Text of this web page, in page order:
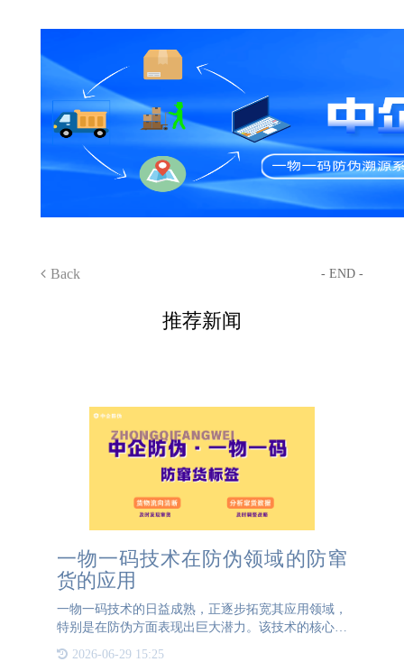
Back - END -
推荐新闻
一物一码技术在防伪领域的防窜
货的应用
一物一码技术的日益成熟，正逐步拓宽其应用领域，
特别是在防伪方面表现出巨大潜力。该技术的核心在
产品全生命周期的精准追踪和记录。通过一物一码技
2026-06-29 15:25